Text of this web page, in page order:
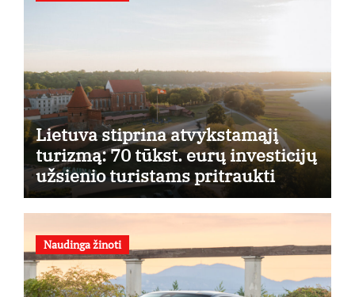
Lietuva stiprina atvykstamąjį
turizmą: 70 tūkst. eurų investicijų
užsienio turistams pritraukti
Naudinga žinoti